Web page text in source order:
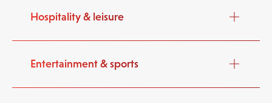
Hospitality & leisure
Entertainment & sports